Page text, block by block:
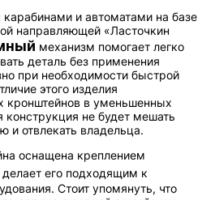
и автоматами на базе
направляющей «Ласточкин
механизм помогает легко
деталь без применения
при необходимости быстрой
этого изделия
кронштейнов в уменьшенных
конструкция не будет мешать
и отвлекать владельца.
оснащена креплением
делает его подходящим к
Стоит упомянуть, что